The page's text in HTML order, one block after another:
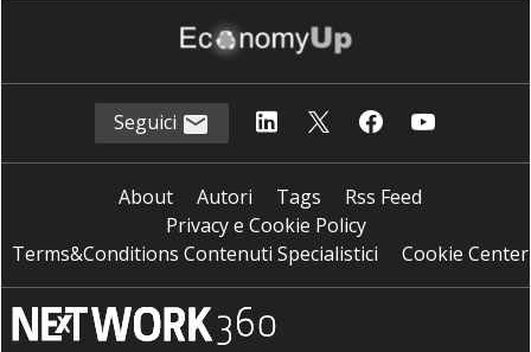
Seguici
About Autori Tags
Rss Feed
Privacy e Cookie Policy
Terms&Conditions Contenuti Specialistici
Cookie Center